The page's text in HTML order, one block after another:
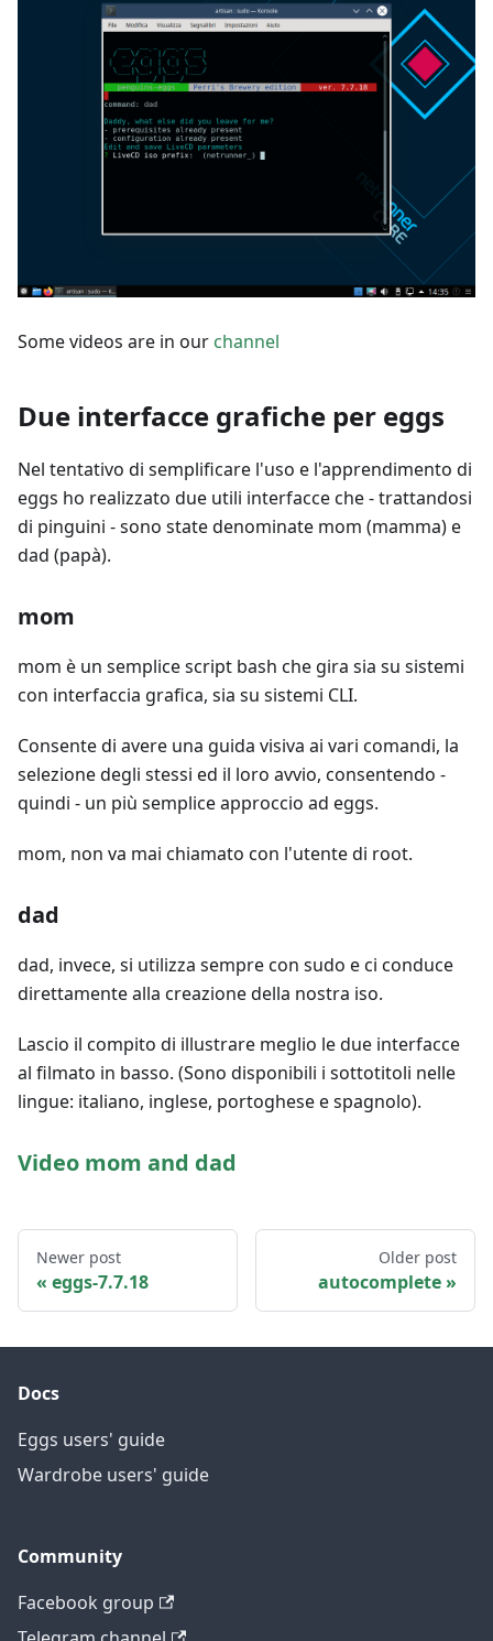
Some videos are in our channel
Due interfacce grafiche per eggs
Nel tentativo di semplificare l'uso e l'apprendimento di
eggs ho realizzato due utili interfacce che - trattandosi
di pinguini - sono state denominate mom (mamma) e
dad (papà).
mom
mom è un semplice script bash che gira sia su sistemi
con interfaccia grafica, sia su sistemi CLI.
Consente di avere una guida visiva ai vari comandi, la
selezione degli stessi ed il loro avvio, consentendo -
quindi - un più semplice approccio ad eggs.
mom, non va mai chiamato con l'utente di root.
dad
dad, invece, si utilizza sempre con sudo e ci conduce
direttamente alla creazione della nostra iso.
Lascio il compito di illustrare meglio le due interfacce
al filmato in basso. (Sono disponibili i sottotitoli nelle
lingue: italiano, inglese, portoghese e spagnolo).
Video mom and dad
Newer post
eggs-7.7.18
Older post
autocomplete
Docs
Eggs users' guide
Wardrobe users' guide
Community
Facebook group